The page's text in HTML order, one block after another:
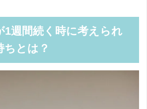
1週間続く時に考えられ
ちとは？